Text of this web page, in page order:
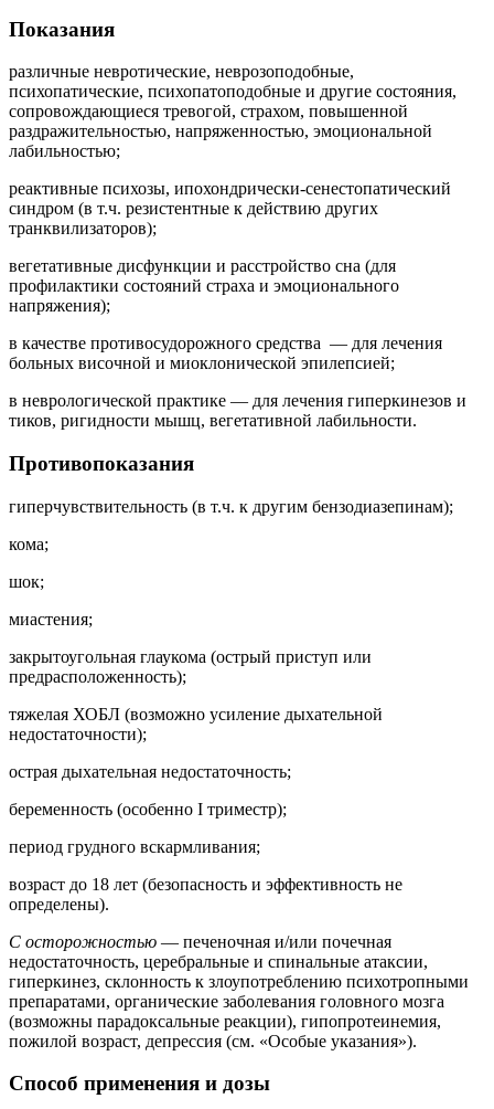
Показания
различные невротические, неврозоподобные,
психопатические, психопатоподобные и другие состояния,
сопровождающиеся тревогой, страхом, повышенной
раздражительностью, напряженностью, эмоциональной
лабильностью;
реактивные психозы, ипохондрически-сенестопатический
синдром (в т.ч. резистентные к действию других
транквилизаторов);
вегетативные дисфункции и расстройство сна (для
профилактики состояний страха и эмоционального
напряжения);
в качестве противосудорожного средства — для лечения
больных височной и миоклонической эпилепсией;
в неврологической практике — для лечения гиперкинезов и
тиков, ригидности мышц, вегетативной лабильности.
Противопоказания
гиперчувствительность (в т.ч. к другим бензодиазепинам);
кома;
шок;
миастения;
закрытоугольная глаукома (острый приступ или
предрасположенность);
тяжелая ХОБЛ (возможно усиление дыхательной
недостаточности);
острая дыхательная недостаточность;
беременность (особенно I триместр);
период грудного вскармливания;
возраст до 18 лет (безопасность и эффективность не
определены).
С осторожностью — печеночная и/или почечная
недостаточность, церебральные и спинальные атаксии,
гиперкинез, склонность к злоупотреблению психотропными
препаратами, органические заболевания головного мозга
(возможны парадоксальные реакции), гипопротеинемия,
пожилой возраст, депрессия (см. «Особые указания»).
Способ применения и дозы